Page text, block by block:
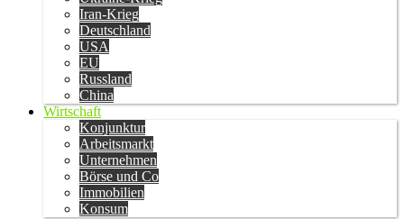
Iran-Krieg
Deutschland
USA
EU
Russland
China
Wirtschaft
Konjunktur
Arbeitsmarkt
Unternehmen
Börse und Co
Immobilien
Konsum